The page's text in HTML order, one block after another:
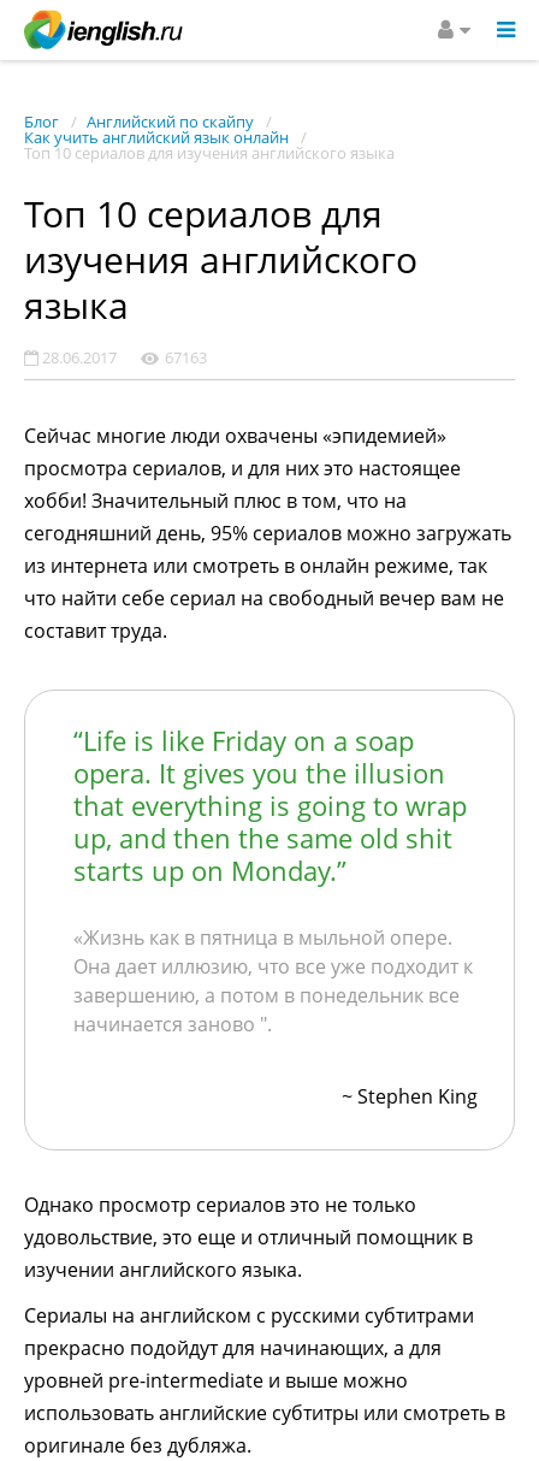
Блог Английский по скайпу
Как учить английский язык онлайн
Топ 10 сериалов для изучения английского языка
Топ 10 сериалов для
изучения английского
языка
28.06.2017 67163
Сейчас многие люди охвачены «эпидемией»
просмотра сериалов, и для них это настоящее
хобби! Значительный плюс в том, что на
сегодняшний день, 95% сериалов можно загружать
из интернета или смотреть в онлайн режиме, так
что найти себе сериал на свободный вечер вам не
составит труда.
“Life is like Friday on a soap
opera. It gives you the illusion
that everything is going to wrap
up, and then the same old shit
starts up on Monday.”
«Жизнь как в пятница в мыльной опере.
Она дает иллюзию, что все уже подходит к
завершению, а потом в понедельник все
начинается заново ".
~ Stephen King
Однако просмотр сериалов это не только
удовольствие, это еще и отличный помощник в
изучении английского языка.
Сериалы на английском с русскими субтитрами
прекрасно подойдут для начинающих, а для
уровней pre-intermediate и выше можно
использовать английские субтитры или смотреть в
оригинале без дубляжа.